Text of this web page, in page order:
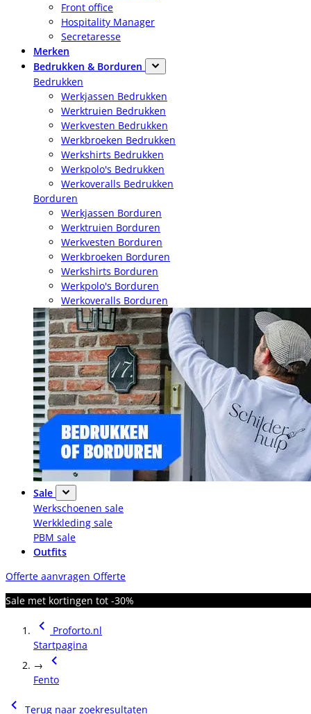
Front office
Hospitality Manager
Secretaresse
Merken
Bedrukken & Borduren
Bedrukken
Werkjassen Bedrukken
Werktruien Bedrukken
Werkvesten Bedrukken
Werkbroeken Bedrukken
Werkshirts Bedrukken
Werkpolo's Bedrukken
Werkoveralls Bedrukken
Borduren
Werkjassen Borduren
Werktruien Borduren
Werkvesten Borduren
Werkbroeken Borduren
Werkshirts Borduren
Werkpolo's Borduren
Werkoveralls Borduren
Sale
Werkschoenen sale
Werkkleding sale
PBM sale
Outfits
Offerte aanvragen Offerte
Sale met kortingen tot -30%
Proforto.nl
Startpagina
→
Fento
Terug naar zoekresultaten